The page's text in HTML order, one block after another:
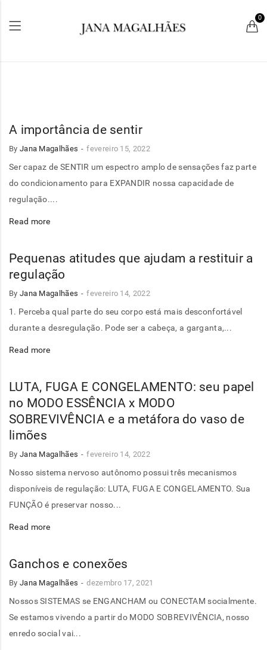
0
A importância de sentir
By Jana Magalhães fevereiro 15, 2022
Ser capaz de SENTIR um espectro amplo de sensações faz parte
do condicionamento para EXPANDIR nossa capacidade de
regulação....
Read more
Pequenas atitudes que ajudam a restituir a
regulação
By Jana Magalhães fevereiro 14, 2022
1. Perceba qual parte do seu corpo está mais desconfortável
durante a desregulação. Pode ser a cabeça, a garganta,...
Read more
LUTA, FUGA E CONGELAMENTO: seu papel
no MODO ESSÊNCIA x MODO
SOBREVIVÊNCIA e a metáfora do vaso de
limões
By Jana Magalhães fevereiro 14, 2022
Nosso sistema nervoso autônomo possui três mecanismos
disponíveis de regulação: LUTA, FUGA E CONGELAMENTO. Sua
FUNÇÃO é preservar nosso...
Read more
Ganchos e conexões
By Jana Magalhães dezembro 17, 2021
Nossos SISTEMAS se ENGANCHAM ou CONECTAM socialmente.
Se estamos vivendo a partir do MODO SOBREVIVÊNCIA, nosso
enredo social vai...